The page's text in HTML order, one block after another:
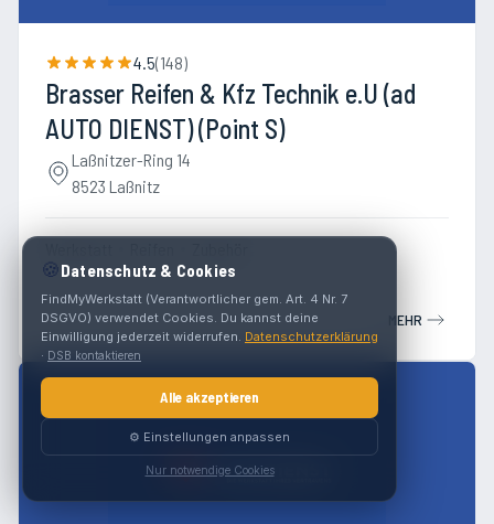
4.5(148)
Brasser Reifen & Kfz Technik e.U (ad
AUTO DIENST) (Point S)
Laßnitzer-Ring 14
8523 Laßnitz
MEHR
🍪Datenschutz & Cookies
FindMyWerkstatt (Verantwortlicher gem. Art. 4 Nr. 7
DSGVO) verwendet Cookies. Du kannst deine
Einwilligung jederzeit widerrufen. Datenschutzerklärung
· DSB kontaktieren
Alle akzeptieren
⚙️ Einstellungen anpassen
Nur notwendige Cookies